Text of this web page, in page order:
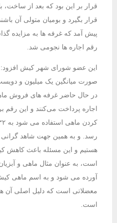
قرار بر این بود که بعد از ساخت،
قرار بگیرد و بومیان متولی آن
پیش آمد که غرفه ها به مزایده
رقم اجاره ها نجومی شد.
این عضو شورای شهر کیش افزود:
صورت میانگین یک میلیون و
اجاره پرداخت می‌کنند و این رقم
رسد. و به همین جهت شاهد
هستیم و این مسئله باعث کاهش
است، به عنوان مثال ماهی و
آورده می شود و به اسم ماهی
معضلاتی است که دلیل اصلی آن
است.